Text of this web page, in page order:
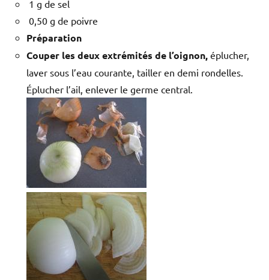
1 g de sel
0,50 g de poivre
Préparation
Couper les deux extrémités de l’oignon, éplucher,
laver sous l’eau courante, tailler en demi rondelles.
Éplucher l’ail, enlever le germe central.